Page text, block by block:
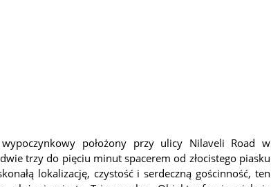
położony przy ulicy Nilaveli Road w
trzy do pięciu minut spacerem od złocistego piasku
lokalizację, czystość i serdeczną gościnność, ten